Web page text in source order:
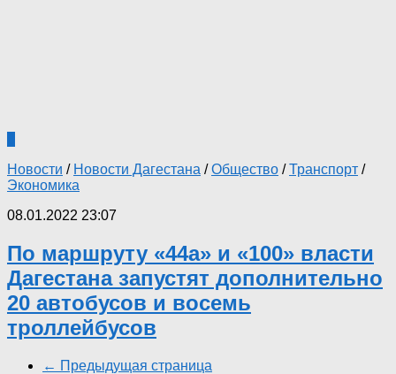
Новости / Новости Дагестана /Общество /Транспорт /
Экономика
08.01.2022 23:07
По маршруту «44а» и «100» власти
Дагестана запустят дополнительно
20 автобусов и восемь
троллейбусов
← Предыдущая страница